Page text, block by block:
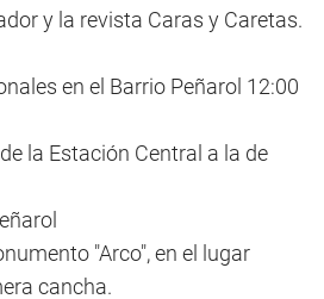
y la revista Caras y Caretas.
en el Barrio Peñarol 12:00
la Estación Central a la de
"Arco", en el lugar
cancha.